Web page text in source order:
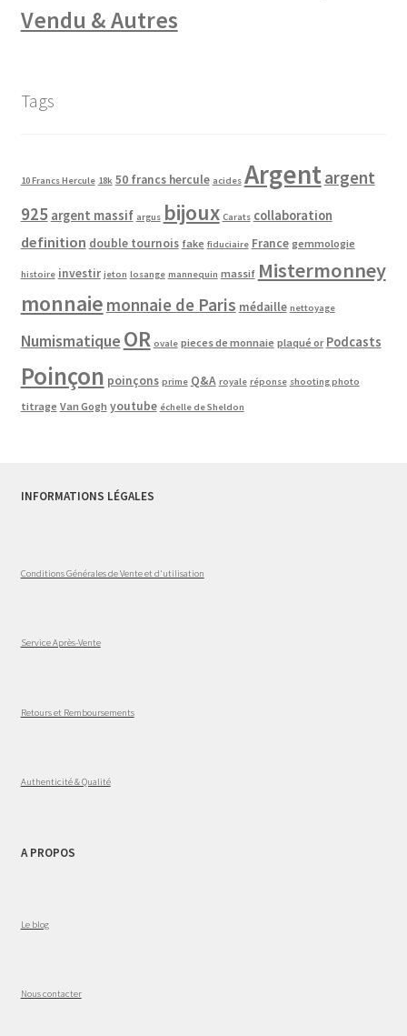
Vendu & Autres
Tags
10 Francs Hercule 18k 50 francs hercule acides Argentargent
925 argent massif argus bijoux Carats collaboration
definition double tournois fake fiduciaire France gemmologie
histoire investir jeton losange mannequin massif Mistermonney
monnaie monnaie de Paris médaille nettoyage
Numismatique OR ovale pieces de monnaie plaqué or Podcasts
Poinçon poinçons prime Q&A royale réponse shooting photo
titrage Van Gogh youtube échelle de Sheldon
INFORMATIONS LÉGALES
Conditions Générales de Vente et d'utilisation
Service Après-Vente
Retours et Remboursements
Authenticité & Qualité
A PROPOS
Le blog
Nous contacter